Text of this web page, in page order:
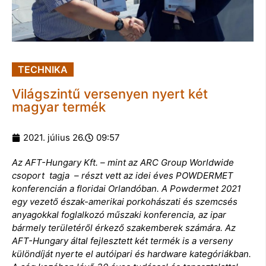
TECHNIKA
Világszintű versenyen nyert két
magyar termék
2021. július 26. 09:57
Az AFT-HungaryKft. – mint az ARC Group Worldwide
csoport tagja – részt vett az idei éves POWDERMET
konferencián a floridai Orlandóban. A Powdermet 2021
egy vezető észak-amerikai porkohászati és szemcsés
anyagokkal foglalkozó műszaki konferencia, az ipar
bármely területéről érkező szakemberek számára. Az
AFT-Hungary által fejlesztett két termék is a verseny
különdíját nyerte el autóipari és hardware kategóriákban.